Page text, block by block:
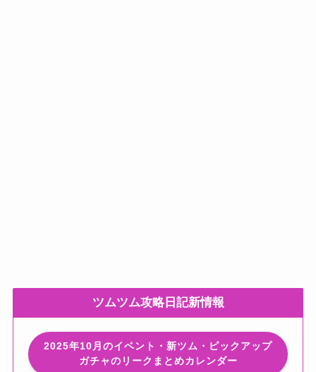
ツムツム攻略日記新情報
2025年10月のイベント・新ツム・ピックアップ
ガチャのリークまとめカレンダー